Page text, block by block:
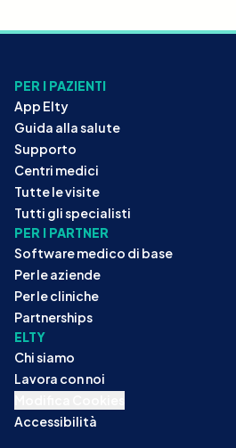
PER I PAZIENTI
App Elty
Guida alla salute
Supporto
Centri medici
Tutte le visite
Tutti gli specialisti
PER I PARTNER
Software medico di base
Per le aziende
Per le cliniche
Partnerships
ELTY
Chi siamo
Lavora con noi
Accessibilità